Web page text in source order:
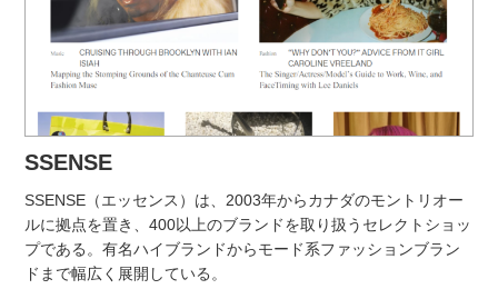
SSENSE
SSENSE（エッセンス）は、2003年からカナダのモントリオー
ルに拠点を置き、400以上のブランドを取り扱うセレクトショッ
プである。有名ハイブランドからモード系ファッションブラン
ドまで幅広く展開している。